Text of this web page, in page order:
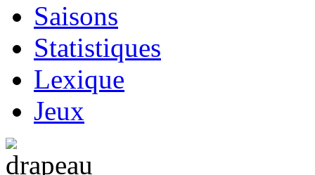
Saisons
Statistiques
Lexique
Jeux